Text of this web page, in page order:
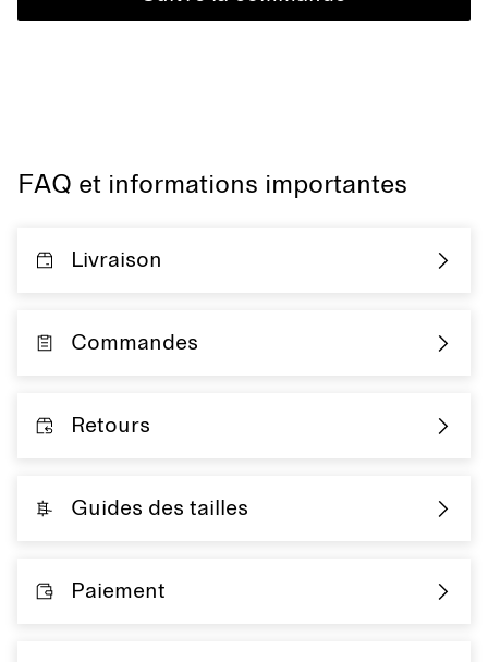
FAQ et informations importantes
Livraison
Commandes
Retours
Guides des tailles
Paiement